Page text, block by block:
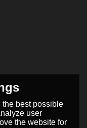
the best possible
user
the website for